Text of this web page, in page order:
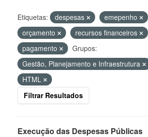
Etiquetas: despesas
emepenho
orçamento
recursos financeiros
pagamento
Grupos:
Gestão, Planejamento e Infraestrutura
HTML
Filtrar Resultados
Execução das Despesas Públicas